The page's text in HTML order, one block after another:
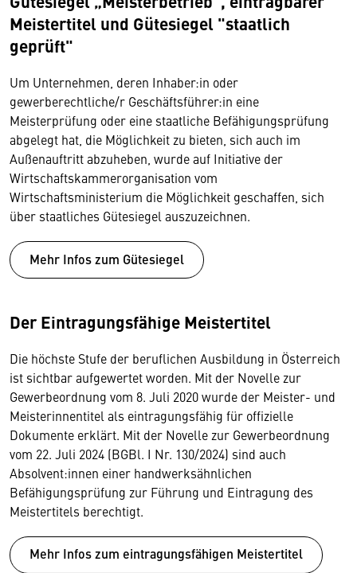
Meistertitel und Gütesiegel "staatlich
geprüft"
Um Unternehmen, deren Inhaber:in oder
gewerberechtliche/r Geschäftsführer:in eine
Meisterprüfung oder eine staatliche Befähigungsprüfung
abgelegt hat, die Möglichkeit zu bieten, sich auch im
Außenauftritt abzuheben, wurde auf Initiative der
Wirtschaftskammerorganisation vom
Wirtschaftsministerium die Möglichkeit geschaffen, sich
über staatliches Gütesiegel auszuzeichnen.
Mehr Infos zum Gütesiegel
Der Eintragungsfähige Meistertitel
Die höchste Stufe der beruflichen Ausbildung in Österreich
ist sichtbar aufgewertet worden. Mit der Novelle zur
Gewerbeordnung vom 8. Juli 2020 wurde der Meister- und
Meisterinnentitel als eintragungsfähig für offizielle
Dokumente erklärt. Mit der Novelle zur Gewerbeordnung
vom 22. Juli 2024 (BGBl. I Nr. 130/2024) sind auch
Absolvent:innen einer handwerksähnlichen
Befähigungsprüfung zur Führung und Eintragung des
Meistertitels berechtigt.
Mehr Infos zum eintragungsfähigen Meistertitel